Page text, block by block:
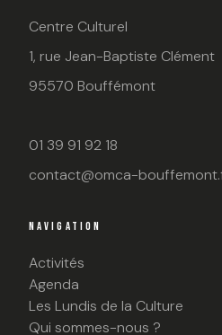
Centre Culturel
1, rue Jean-Baptiste Clément
95570 Bouffémont
01 39 91 92 18
contact@omca-
NAVIGATION
Activités
Agenda
Les Lundis de la Culture
Qui sommes-nous ?